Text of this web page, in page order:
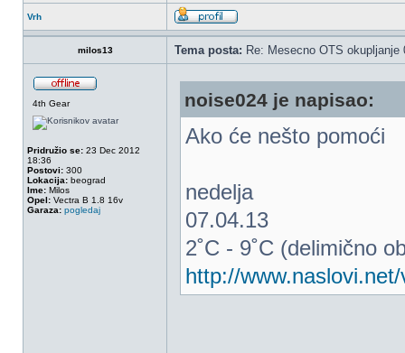
Vrh
milos13 Tema posta: Re: Mesecno OTS
4th Gear
Pridružio se: 23 Dec 2012
18:36
Postovi: 300
Lokacija: beograd
Ime: Milos
Opel: Vectra B 1.8 16v
Garaza: pogledaj
noise024 je napisao:
Ako će nešto pomoći
nedelja
07.04.13
2˚C - 9˚C (delimično
http://